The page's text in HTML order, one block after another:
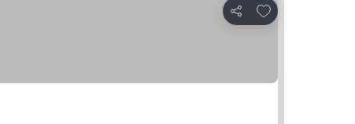
Compartir
Añadir a favoritos